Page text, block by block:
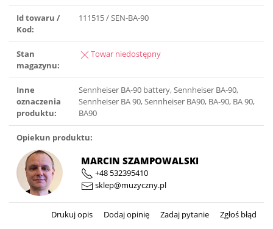
Id towaru /
Kod:
111515 / SEN-BA-90
Stan
magazynu:
Towar niedostępny
Inne
oznaczenia
produktu:
Sennheiser BA-90 battery, Sennheiser BA-90,
Sennheiser BA 90, Sennheiser BA90, BA-90, BA 90,
BA90
Opiekun produktu:
MARCIN SZAMPOWALSKI
+48 532395410
sklep@muzyczny.pl
Drukuj opis Dodaj opinię Zadaj pytanie Zgłoś błąd